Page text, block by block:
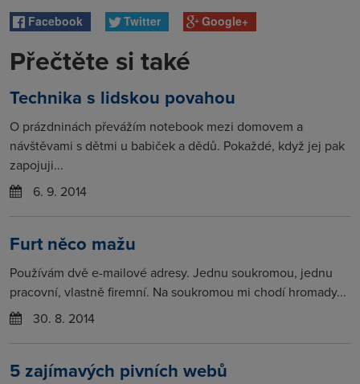
Facebook Twitter Google+
Přečtěte si také
Technika s lidskou povahou
O prázdninách převážím notebook mezi domovem a
návštěvami s dětmi u babiček a dědů. Pokaždé, když jej pak
zapojuji...
6. 9. 2014
Furt něco mažu
Používám dvě e-mailové adresy. Jednu soukromou, jednu
pracovní, vlastně firemní. Na soukromou mi chodí hromady...
30. 8. 2014
5 zajímavých pivních webů